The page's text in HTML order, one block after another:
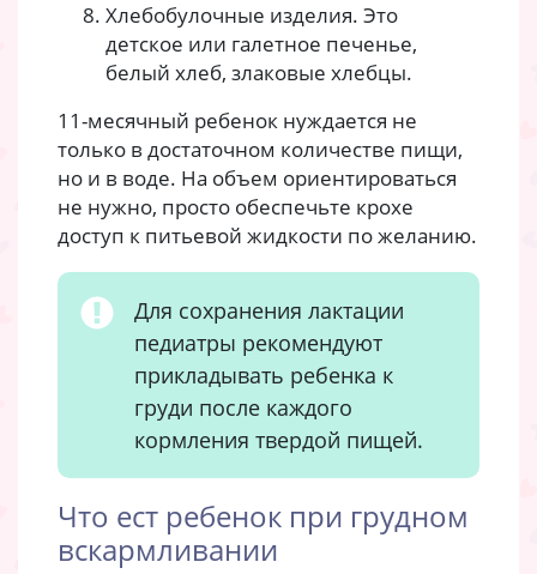
Хлебобулочные изделия. Это
детское или галетное печенье,
белый хлеб, злаковые хлебцы.
11-месячный ребенок нуждается не
только в достаточном количестве пищи,
но и в воде. На объем ориентироваться
не нужно, просто обеспечьте крохе
доступ к питьевой жидкости по желанию.
Для сохранения лактации
педиатры рекомендуют
прикладывать ребенка к
груди после каждого
кормления твердой пищей.
Что ест ребенок при грудном
вскармливании